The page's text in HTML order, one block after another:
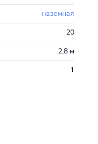
наземная
20
2,8 м
1